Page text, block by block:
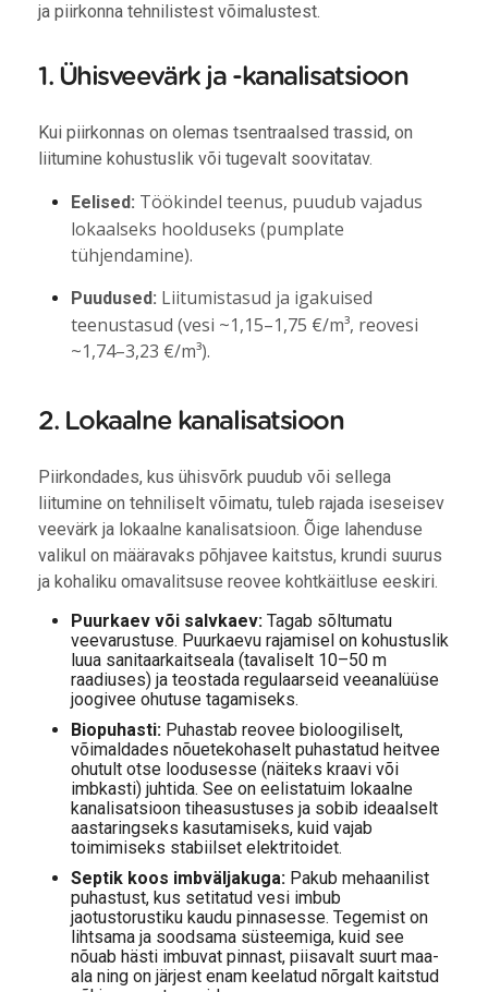
ja piirkonna tehnilistest võimalustest.
1. Ühisveevärk ja -kanalisatsioon
Kui piirkonnas on olemas tsentraalsed trassid, on
liitumine kohustuslik või tugevalt soovitatav.
Eelised: Töökindel teenus, puudub vajadus
lokaalseks hoolduseks (pumplate
tühjendamine).
Puudused: Liitumistasud ja igakuised
teenustasud (vesi ~1,15–1,75 €/m³, reovesi
~1,74–3,23 €/m³).
2. Lokaalne kanalisatsioon
Piirkondades, kus ühisvõrk puudub või sellega
liitumine on tehniliselt võimatu, tuleb rajada iseseisev
veevärk ja lokaalne kanalisatsioon. Õige lahenduse
valikul on määravaks põhjavee kaitstus, krundi suurus
ja kohaliku omavalitsuse reovee kohtkäitluse eeskiri.
Puurkaev või salvkaev: Tagab sõltumatu
veevarustuse. Puurkaevu rajamisel on kohustuslik
luua sanitaarkaitseala (tavaliselt 10–50 m
raadiuses) ja teostada regulaarseid veeanalüüse
joogivee ohutuse tagamiseks.
Biopuhasti: Puhastab reovee bioloogiliselt,
võimaldades nõuetekohaselt puhastatud heitvee
ohutult otse loodusesse (näiteks kraavi või
imbkasti) juhtida. See on eelistatuim lokaalne
kanalisatsioon tiheasustuses ja sobib ideaalselt
aastaringseks kasutamiseks, kuid vajab
toimimiseks stabiilset elektritoidet.
Septik koos imbväljakuga: Pakub mehaanilist
puhastust, kus setitatud vesi imbub
jaotustorustiku kaudu pinnasesse. Tegemist on
lihtsama ja soodsama süsteemiga, kuid see
nõuab hästi imbuvat pinnast, piisavalt suurt maa-
ala ning on järjest enam keelatud nõrgalt kaitstud